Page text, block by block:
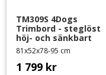
TM309S 4Dogs
Trimbord - steglöst
höj- och sänkbart
81x52x78-95 cm
1 799 kr